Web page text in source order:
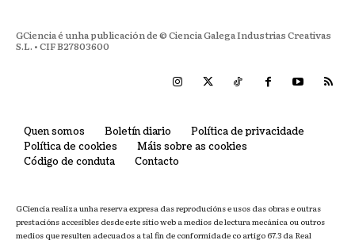
GCiencia é unha publicación de © Ciencia Galega Industrias Creativas
S.L. • CIF B27803600
Quen somos Boletín diario
Política de privacidade
Política de cookies
Máis sobre as cookies
Código de conduta
Contacto
GCiencia realiza unha reserva expresa das reproducións e usos das obras e outras
prestacións accesibles desde este sitio web a medios de lectura mecánica ou outros
medios que resulten adecuados a tal fin de conformidade co artigo 67.3 da Real